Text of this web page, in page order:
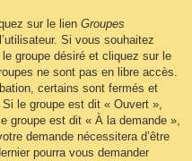
sur le lien Groupes
Si vous souhaitez
groupe désiré et cliquez sur le
ne sont pas en libre accès.
certains sont fermés et
le groupe est dit « Ouvert »,
groupe est dit « À la demande »,
demande nécessitera d’être
pourra vous demander